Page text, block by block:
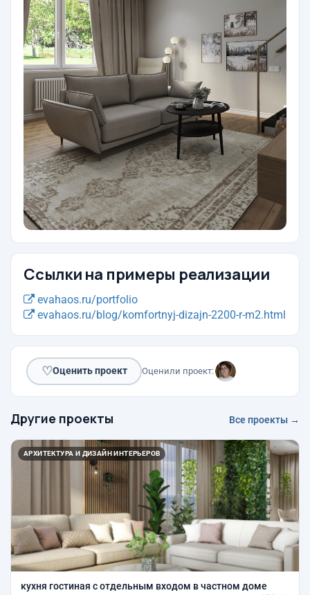
Ссылки на примеры реализации
evahaos.ru/portfolio
evahaos.ru/blog/komfortnyj-dizajn-2200-r-m2.html
♡Оценить проект Оценили проект:
Другие проекты Все проекты →
АРХИТЕКТУРА И ДИЗАЙН ИНТЕРЬЕРОВ
кухня гостиная с отдельным входом в частном доме